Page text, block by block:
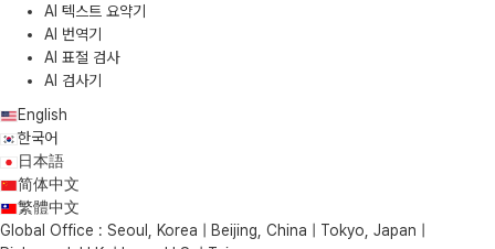
AI 텍스트 요약기
AI 번역기
AI 표절 검사
AI 검사기
English
한국어
日本語
简体中文
繁體中文
Global Office : Seoul, Korea | Beijing, China | Tokyo, Japan |